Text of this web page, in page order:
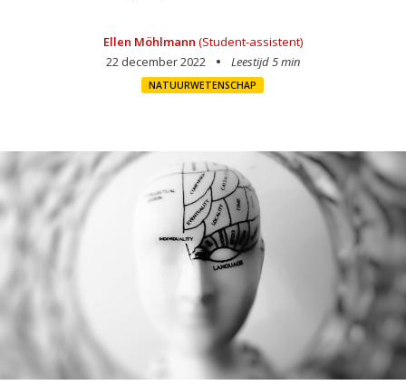
Ellen Möhlmann (Student-assistent)
22 december 2022
Leestijd 5 min
NATUURWETENSCHAP